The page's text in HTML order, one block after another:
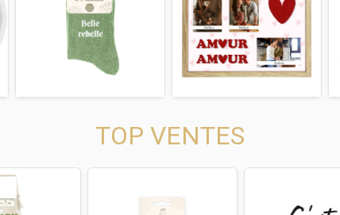
Next Previous Next Previous
TOP VENTES